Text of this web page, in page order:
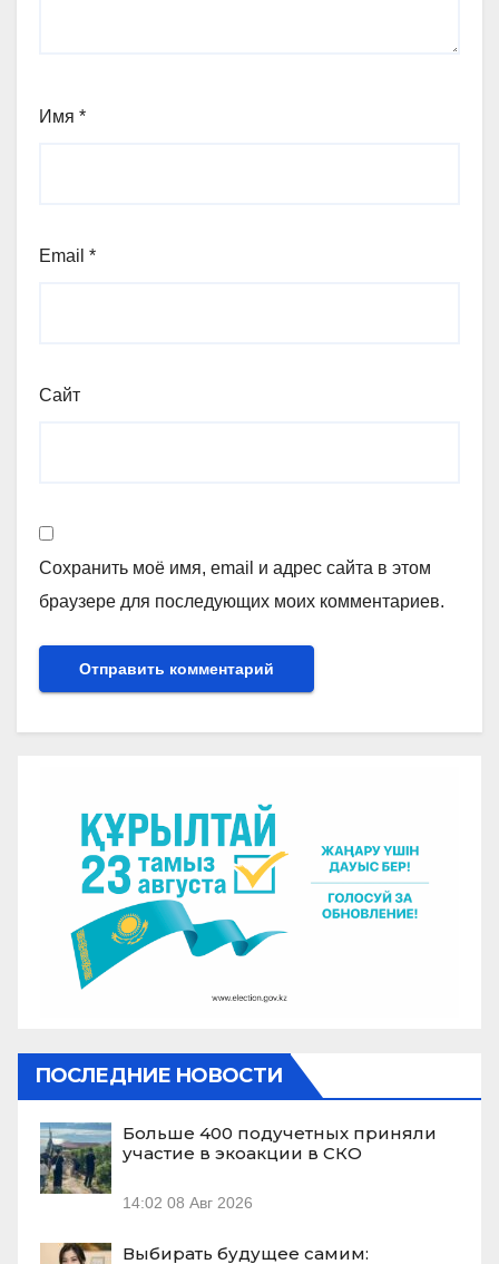
Имя *
Email *
Сайт
Сохранить моё имя, email и адрес сайта в этом
браузере для последующих моих комментариев.
ПОСЛЕДНИЕ НОВОСТИ
Больше 400 подучетных приняли
участие в экоакции в СКО
14:02 08 Авг 2026
Выбирать будущее самим: